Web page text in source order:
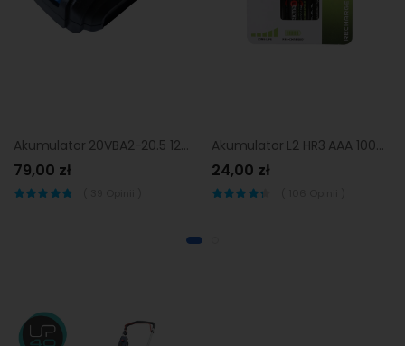
Akumulator 20VBA2-20.5 12V 2Ah DEXTER
79,00 zł
Akumulator L2 HR3 AAA 1000mAh 4 szt. LEXMAN
24,00 zł